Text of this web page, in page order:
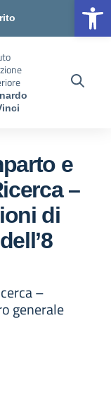
e
–
di
–
generale